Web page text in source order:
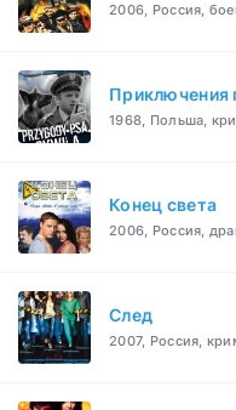
2006, Россия,
Приключения
1968, Польша,
Конец света
2006, Россия,
След
2007, Россия,